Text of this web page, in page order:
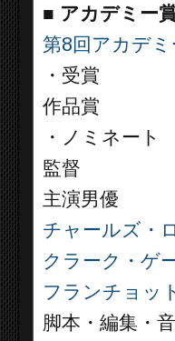
■ アカデミー
第8回アカデミ
・受賞
作品賞
・ノミネート
監督
主演男優
チャールズ・
クラーク・ゲ
フランチョッ
脚本・編集・